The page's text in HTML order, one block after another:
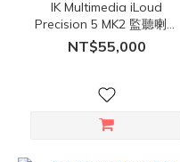
IK Multimedia iLoud
Precision 5 MK2 監聽喇叭
(對)
NT$55,000